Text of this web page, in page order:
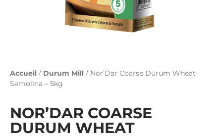
Accueil / Durum Mill / Nor’Dar Coarse Durum Wheat
Semolina – 5kg
NOR’DAR COARSE
DURUM WHEAT